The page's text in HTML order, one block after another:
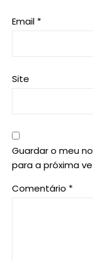
Email *
Site
Guardar o meu
para a próxima
Comentário *